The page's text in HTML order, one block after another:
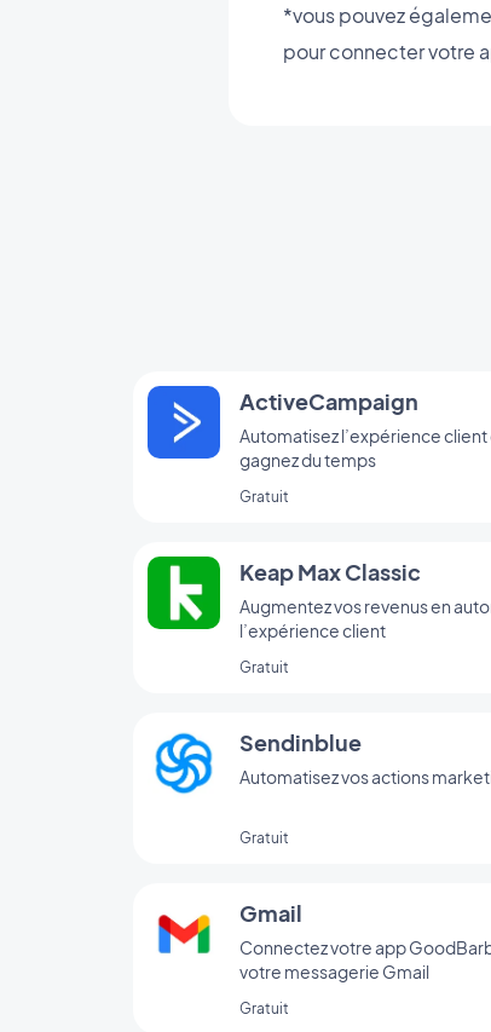
*vous pouvez
pour connecter votre
ActiveCampaign
Automatisez l’expérience client
gagnez du temps
Gratuit
Keap Max Classic
Augmentez vos revenus en
l’expérience client
Gratuit
Sendinblue
Automatisez vos actions
Gratuit
Gmail
Connectez votre app
votre messagerie Gmail
Gratuit